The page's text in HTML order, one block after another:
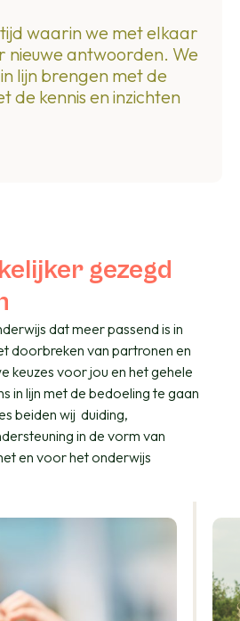
waarin we met elkaar
nieuwe antwoorden. We
lijn brengen met de
de kennis en inzichten
gezegd
dat meer passend is in
doorbreken van partronen en
keuzes voor jou en het gehele
in lijn met de bedoeling te gaan
beiden wij duiding,
in de vorm van
en voor het onderwijs